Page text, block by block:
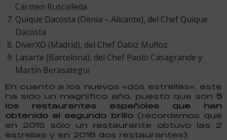
Carmen Ruscalleda
Quique Dacosta (Denia – Alicante), del Chef Quique
Dacosta
DiverXO (Madrid), del Chef Dabiz Muñoz
Lasarte (Barcelona), del Chef Paolo Casagrande y
Martín Berasategui
En cuanto a los nuevos «dos estrellas», este
ha sido un magnífico año, puesto que son 5
los restaurantes españoles que han
obtenido el segundo brillo(recordemos que
en 2015 sólo un restaurante obtuvo las 2
estrellas y en 2016 dos restaurantes).